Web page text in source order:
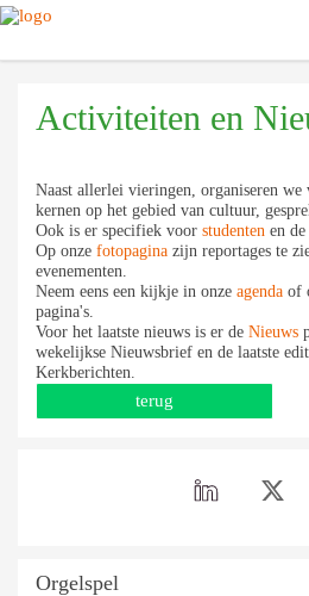
Activiteiten en
Naast allerlei vieringen, organiseren we
kernen op het gebied van cultuur,
Ook is er specifiek voor studenten en de
Op onze fotopagina zijn reportages te
evenementen.
Neem eens een kijkje in onze agenda of
pagina's.
Voor het laatste nieuws is er de Nieuws
wekelijkse Nieuwsbrief en de laatste
Kerkberichten.
terug
Orgelspel